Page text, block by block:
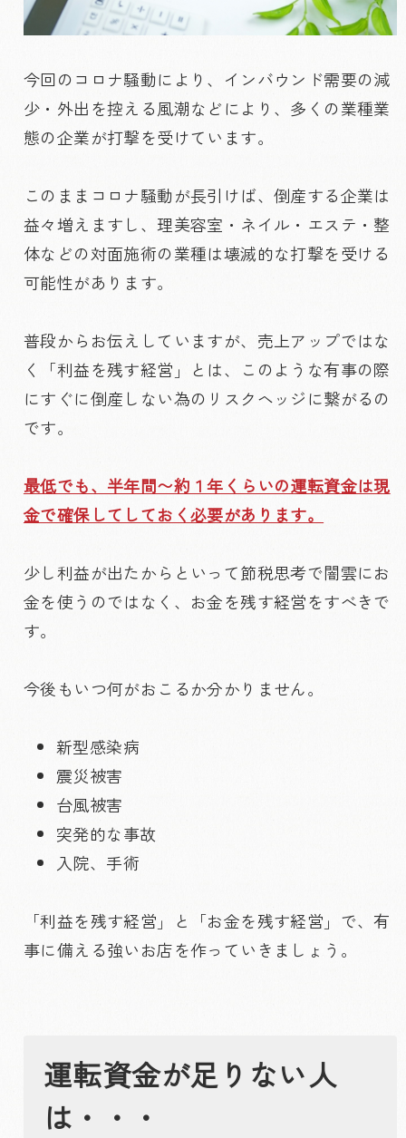
今回のコロナ騒動により、インバウンド需要の減
少・外出を控える風潮などにより、多くの業種業
態の企業が打撃を受けています。
このままコロナ騒動が長引けば、倒産する企業は
益々増えますし、理美容室・ネイル・エステ・整
体などの対面施術の業種は壊滅的な打撃を受ける
可能性があります。
普段からお伝えしていますが、売上アップではな
く「利益を残す経営」とは、このような有事の際
にすぐに倒産しない為のリスクヘッジに繋がるの
です。
最低でも、半年間〜約１年くらいの運転資金は現
金で確保してしておく必要があります。
少し利益が出たからといって節税思考で闇雲にお
金を使うのではなく、お金を残す経営をすべきで
す。
今後もいつ何がおこるか分かりません。
新型感染病
震災被害
台風被害
突発的な事故
入院、手術
「利益を残す経営」と「お金を残す経営」で、有
事に備える強いお店を作っていきましょう。
運転資金が足りない人
は・・・